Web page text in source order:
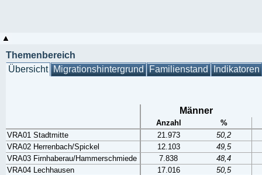
Themenbereich
Übersicht Migrationshintergrund Familienstand Indikatoren
Männer
Anzahl
%
VRA01 Stadtmitte
21.973
50,2
VRA02 Herrenbach/Spickel
12.103
49,5
VRA03 Firnhaberau/Hammerschmiede
7.838
48,4
VRA04 Lechhausen
17.016
50,5